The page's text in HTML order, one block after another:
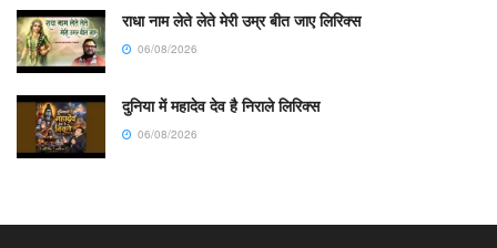
राधा नाम लेते लेते मेरी उम्र बीत जाए लिरिक्स
06/08/2026
दुनिया में महादेव देव है निराले लिरिक्स
06/08/2026